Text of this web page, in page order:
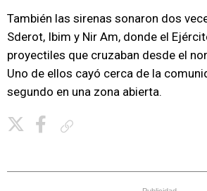
También las sirenas sonaron dos
Sderot, Ibim y Nir Am, donde el
proyectiles que cruzaban desde el
Uno de ellos cayó cerca de la
segundo en una zona abierta.